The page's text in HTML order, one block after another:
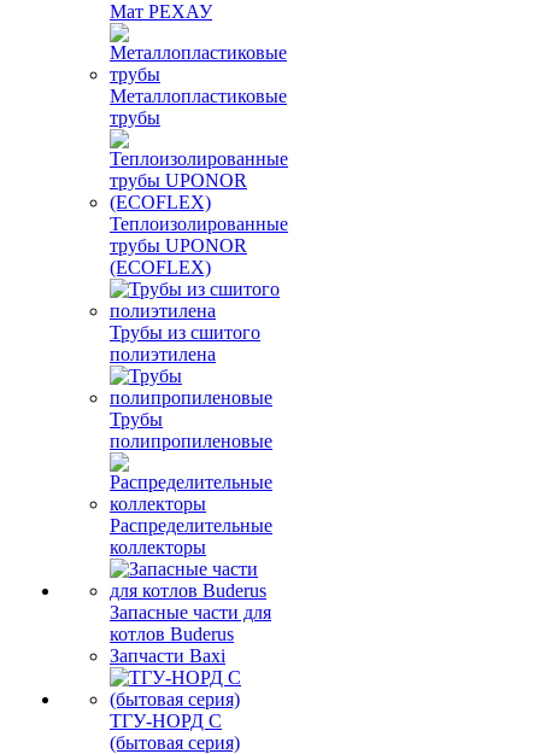
Мат РЕХАУ
Металлопластиковые
трубы
Теплоизолированные
трубы UPONOR
(ECOFLEX)
Трубы из сшитого
полиэтилена
Трубы
полипропиленовые
Распределительные
коллекторы
Запасные части для
котлов Buderus
Запчасти Baxi
ТГУ-НОРД С
(бытовая серия)